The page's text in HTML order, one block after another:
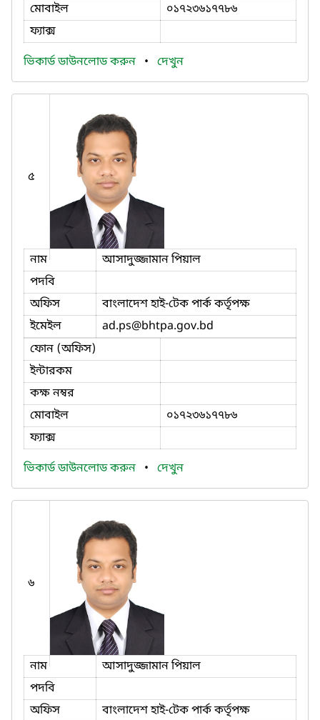
মোবাইল
০১৭২৩৬১৭৭৮৬
ফ্যাক্স
ভিকার্ড ডাউনলোড করুন • দেখুন
৫
নাম
আসাদুজ্জামান পিয়াল
পদবি
অফিস
বাংলাদেশ হাই-টেক পার্ক কর্তৃপক্ষ
ইমেইল
ad.ps@bhtpa.gov.bd
ফোন (অফিস)
ইন্টারকম
কক্ষ নম্বর
মোবাইল
০১৭২৩৬১৭৭৮৬
ফ্যাক্স
ভিকার্ড ডাউনলোড করুন • দেখুন
৬
নাম
আসাদুজ্জামান পিয়াল
পদবি
অফিস
বাংলাদেশ হাই-টেক পার্ক কর্তৃপক্ষ